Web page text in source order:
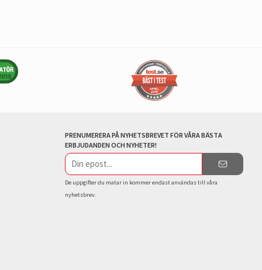
PRENUMERERA PÅ NYHETSBREVET FÖR VÅRA BÄSTA
ERBJUDANDEN OCH NYHETER!
E-
postadress
De uppgifter du matar in kommer endast användas till våra
nyhetsbrev.